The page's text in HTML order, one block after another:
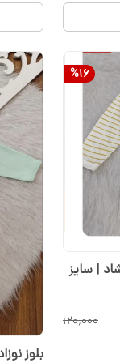
%16
| سایز
۱۲۰٬۰۰۰